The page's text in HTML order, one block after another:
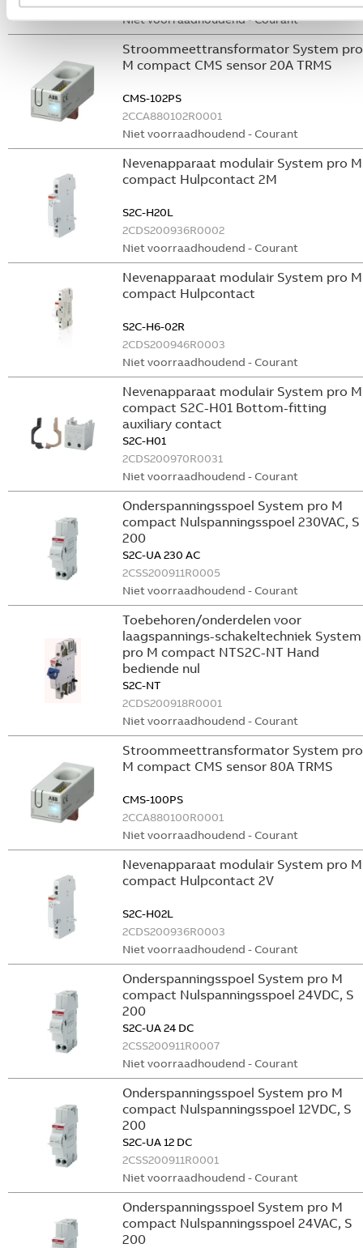
Niet voorraadhoudend - Courant
Stroommeettransformator System pro
M compact CMS sensor 20A TRMS
CMS-102PS
2CCA880102R0001
Niet voorraadhoudend - Courant
Nevenapparaat modulair System pro M
compact Hulpcontact 2M
S2C-H20L
2CDS200936R0002
Niet voorraadhoudend - Courant
Nevenapparaat modulair System pro M
compact Hulpcontact
S2C-H6-02R
2CDS200946R0003
Niet voorraadhoudend - Courant
Nevenapparaat modulair System pro M
compact S2C-H01 Bottom-fitting
auxiliary contact
S2C-H01
2CDS200970R0031
Niet voorraadhoudend - Courant
Onderspanningsspoel System pro M
compact Nulspanningsspoel 230VAC, S
200
S2C-UA 230 AC
2CSS200911R0005
Niet voorraadhoudend - Courant
Toebehoren/onderdelen voor
laagspannings-schakeltechniek System
pro M compact NTS2C-NT Hand
bediende nul
S2C-NT
2CDS200918R0001
Niet voorraadhoudend - Courant
Stroommeettransformator System pro
M compact CMS sensor 80A TRMS
CMS-100PS
2CCA880100R0001
Niet voorraadhoudend - Courant
Nevenapparaat modulair System pro M
compact Hulpcontact 2V
S2C-H02L
2CDS200936R0003
Niet voorraadhoudend - Courant
Onderspanningsspoel System pro M
compact Nulspanningsspoel 24VDC, S
200
S2C-UA 24 DC
2CSS200911R0007
Niet voorraadhoudend - Courant
Onderspanningsspoel System pro M
compact Nulspanningsspoel 12VDC, S
200
S2C-UA 12 DC
2CSS200911R0001
Niet voorraadhoudend - Courant
Onderspanningsspoel System pro M
compact Nulspanningsspoel 24VAC, S
200